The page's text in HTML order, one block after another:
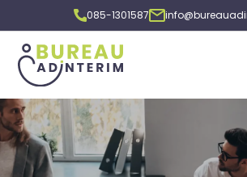
085-1301587